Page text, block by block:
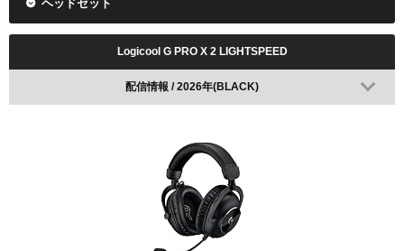
ヘッドセット
Logicool G PRO X 2 LIGHTSPEED
配信情報 / 2026年(BLACK)